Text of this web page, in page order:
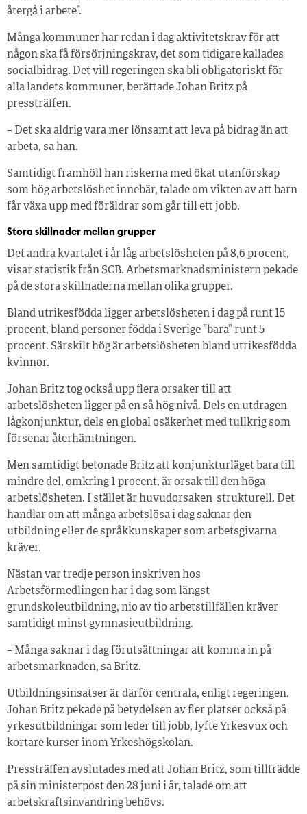
återgå i arbete”.
Många kommuner har redan i dag aktivitetskrav för att
någon ska få försörjningskrav, det som tidigare kallades
socialbidrag. Det vill regeringen ska bli obligatoriskt för
alla landets kommuner, berättade Johan Britz på
pressträffen.
– Det ska aldrig vara mer lönsamt att leva på bidrag än att
arbeta, sa han.
Samtidigt framhöll han riskerna med ökat utanförskap
som hög arbetslöshet innebär, talade om vikten av att barn
får växa upp med föräldrar som går till ett jobb.
Stora skillnader mellan grupper
Det andra kvartalet i år låg arbetslösheten på 8,6 procent,
visar statistik från SCB. Arbetsmarknadsministern pekade
på de stora skillnaderna mellan olika grupper.
Bland utrikesfödda ligger arbetslösheten i dag på runt 15
procent, bland personer födda i Sverige ”bara” runt 5
procent. Särskilt hög är arbetslösheten bland utrikesfödda
kvinnor.
Johan Britz tog också upp flera orsaker till att
arbetslösheten ligger på en så hög nivå. Dels en utdragen
lågkonjunktur, dels en global osäkerhet med tullkrig som
försenar återhämtningen.
Men samtidigt betonade Britz att konjunkturläget bara till
mindre del, omkring 1 procent, är orsak till den höga
arbetslösheten. I stället är huvudorsaken strukturell. Det
handlar om att många arbetslösa i dag saknar den
utbildning eller de språkkunskaper som arbetsgivarna
kräver.
Nästan var tredje person inskriven hos
Arbetsförmedlingen har i dag som längst
grundskoleutbildning, nio av tio arbetstillfällen kräver
samtidigt minst gymnasieutbildning.
– Många saknar i dag förutsättningar att komma in på
arbetsmarknaden, sa Britz.
Utbildningsinsatser är därför centrala, enligt regeringen.
Johan Britz pekade på betydelsen av fler platser också på
yrkesutbildningar som leder till jobb, lyfte Yrkesvux och
kortare kurser inom Yrkeshögskolan.
Pressträffen avslutades med att Johan Britz, som tillträdde
på sin ministerpost den 28 juni i år, talade om att
arbetskraftsinvandring behövs.